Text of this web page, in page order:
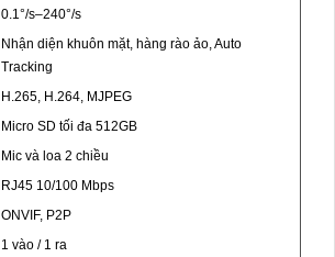
0.1°/s–240°/s
Nhận diện khuôn mặt, hàng rào ảo, Auto
Tracking
H.265, H.264, MJPEG
Micro SD tối đa 512GB
Mic và loa 2 chiều
RJ45 10/100 Mbps
ONVIF, P2P
1 vào / 1 ra